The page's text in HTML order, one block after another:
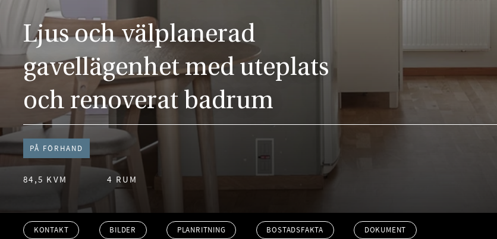
Ljus och välplanerad
gavellägenhet med uteplats
och renoverat badrum
PÅ FÖRHAND
84,5 KVM 4 RUM
KONTAKT BILDER PLANRITNING BOSTADSFAKTA DOKUMENT